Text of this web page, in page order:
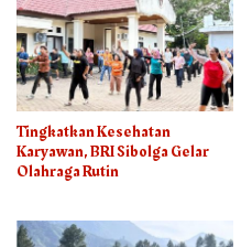
Tingkatkan Kesehatan
Karyawan, BRI Sibolga Gelar
Olahraga Rutin